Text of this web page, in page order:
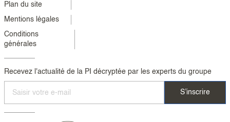
Menu
footer
colonne
2
Plan du site
Mentions légales
Conditions
générales
Recevez l'actualité de la PI décryptée par les experts du groupe